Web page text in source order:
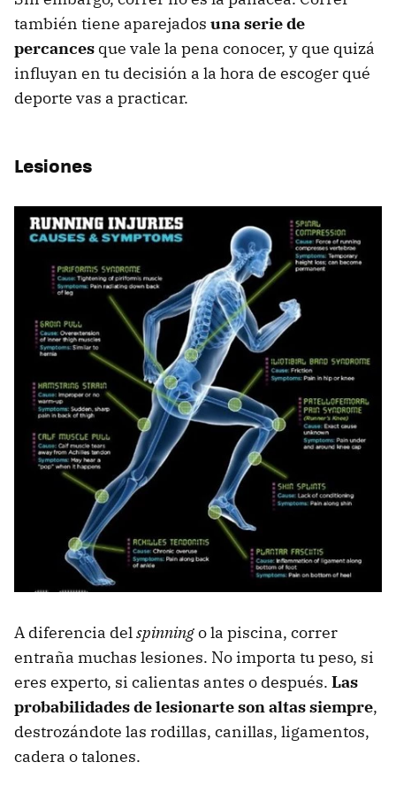
también tiene aparejados una serie de
percances que vale la pena conocer, y que quizá
influyan en tu decisión a la hora de escoger qué
deporte vas a practicar.
Lesiones
A diferencia delspinningo la piscina, correr
entraña muchas lesiones. No importa tu peso, si
eres experto, si calientas antes o después. Las
probabilidades de lesionarte son altas siempre,
destrozándote las rodillas, canillas, ligamentos,
cadera o talones.